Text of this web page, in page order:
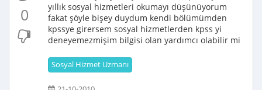
0
yıllık sosyal hizmetleri okumayı düşünüyorum
fakat şöyle bişey duydum kendi bölümümden
kpssye girersem sosyal hizmetlerden kpss yi
deneyemezmişim bilgisi olan yardımcı olabilir mi
Sosyal Hizmet Uzmanı